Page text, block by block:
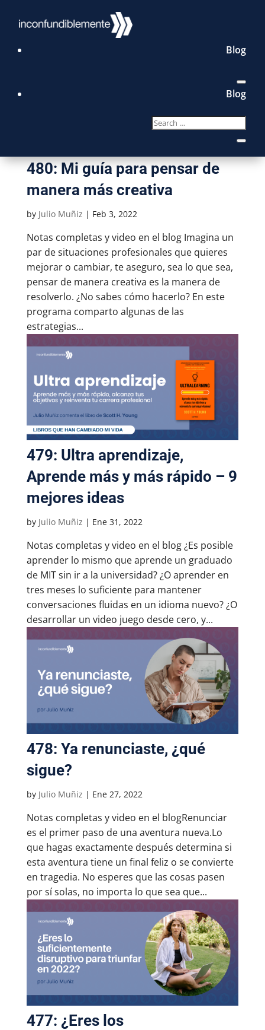
Blog
Blog
480: Mi guía para pensar de
manera más creativa
by Julio Muñiz | Feb 3, 2022
Notas completas y video en el blog Imagina un
par de situaciones profesionales que quieres
mejorar o cambiar, te aseguro, sea lo que sea,
pensar de manera creativa es la manera de
resolverlo. ¿No sabes cómo hacerlo? En este
programa comparto algunas de las
estrategias...
479: Ultra aprendizaje,
Aprende más y más rápido – 9
mejores ideas
by Julio Muñiz | Ene 31, 2022
Notas completas y video en el blog ¿Es posible
aprender lo mismo que aprende un graduado
de MIT sin ir a la universidad? ¿O aprender en
tres meses lo suficiente para mantener
conversaciones fluidas en un idioma nuevo? ¿O
desarrollar un video juego desde cero, y...
478: Ya renunciaste, ¿qué
sigue?
by Julio Muñiz | Ene 27, 2022
Notas completas y video en el blogRenunciar
es el primer paso de una aventura nueva.Lo
que hagas exactamente después determina si
esta aventura tiene un final feliz o se convierte
en tragedia. No esperes que las cosas pasen
por sí solas, no importa lo que sea que...
477: ¿Eres los